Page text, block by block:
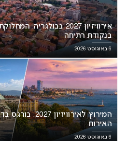
אירוויזיון 2027
בנקודת רתיחה
6 באוגוסט 2026
המירוץ
האירוח
6 באוגוסט 2026